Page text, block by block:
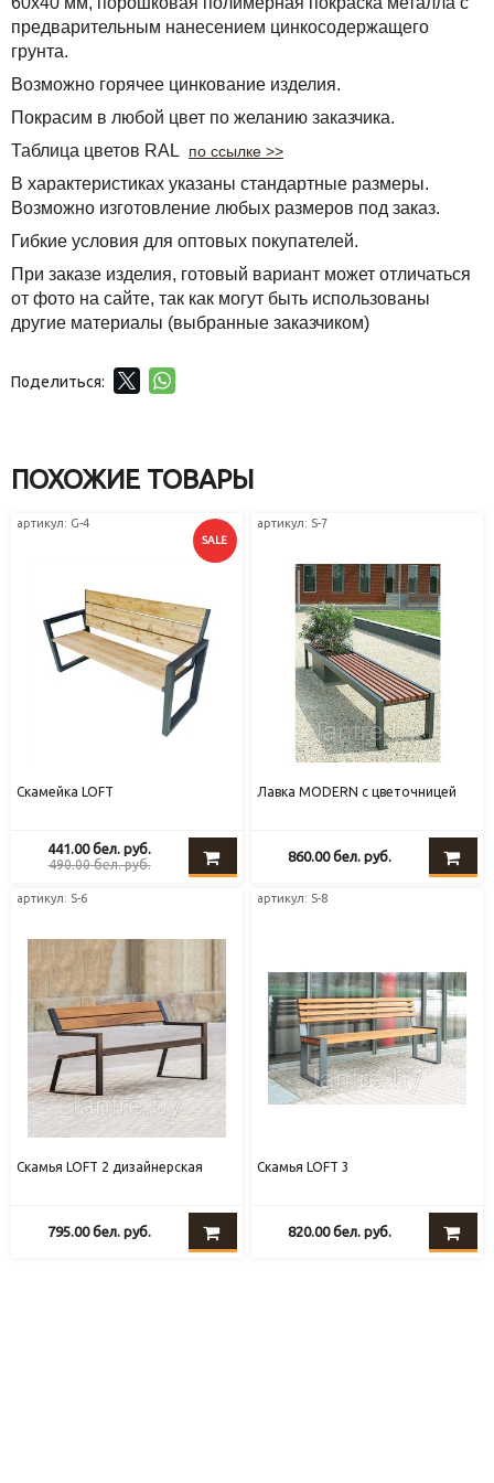
предварительным нанесением цинкосодержащего
грунта.
Возможно горячее цинкование изделия.
Покрасим в любой цвет по желанию заказчика.
Таблица цветов RAL по ссылке >>
В характеристиках указаны стандартные размеры.
Возможно изготовление любых размеров под заказ.
Гибкие условия для оптовых покупателей.
При заказе изделия, готовый вариант может отличаться
от фото на сайте, так как могут быть использованы
другие материалы (выбранные заказчиком)
Поделиться:
ПОХОЖИЕ ТОВАРЫ
артикул: G-4
SALE
Скамейка LOFT
441.00бел. руб.
490.00бел. руб.
артикул: S-7
Лавка MODERN с цветочницей
860.00бел. руб.
артикул: S-6
Скамья LOFT 2 дизайнерская
795.00бел. руб.
артикул: S-8
Скамья LOFT 3
820.00бел. руб.